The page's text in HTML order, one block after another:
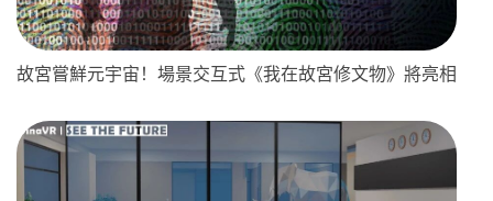
故宮嘗鮮元宇宙！場景交互式《我在故宮修文物》將亮相